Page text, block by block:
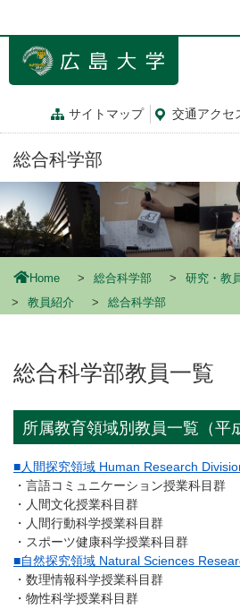
ン
サイトマップ 交通アクセ
総合科学部
Home 総合科学部
研究・教
教員紹介
総合科学部
総合科学部教員一覧
所属教育領域別教員一覧（平
■人間探究領域 Human Research
・言語コミュニケーション授業科目群
・人間文化授業科目群
・人間行動科学授業科目群
・スポーツ健康科学授業科目群
■自然探究領域 Natural Sciences
・数理情報科学授業科目群
・物性科学授業科目群